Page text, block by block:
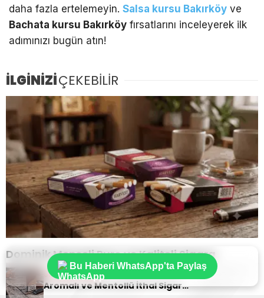
daha fazla ertelemeyin. Salsa kursu Bakırköy ve
Bachata kursu Bakırköy fırsatlarını inceleyerek ilk
adımınızı bugün atın!
İLGİNİZİÇEKEBİLİR
Dominik Menşeli Puro ve Kaliteli Sigara
Seçenekleriyle Zenginleşen Deneyim
Sıradaki Haber
Aromalı ve Mentollü İthal Sigara Tercihlerinde Oris Markası
Bu Haberi WhatsApp'ta Paylaş